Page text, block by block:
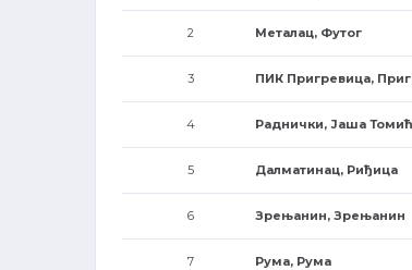
2 Металац, Футог
3 ПИК Пригревица,
4 Раднички, Јаша Томић
5 Далматинац, Риђица
6 Зрењанин, Зрењанин
7 Рума, Рума